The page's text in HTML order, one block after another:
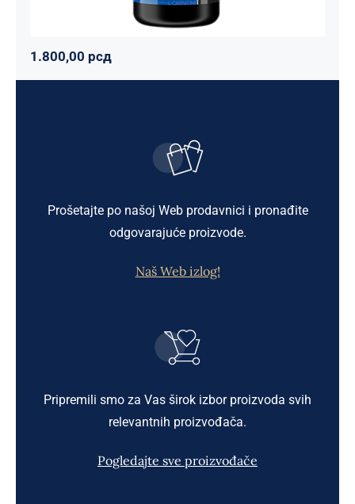
1.800,00 рсд
Prošetajte po našoj Web prodavnici i pronađite
odgovarajuće proizvode.
Naš Web izlog!
Pripremili smo za Vas širok izbor proizvoda svih
relevantnih proizvođača.
Pogledajte sve proizvođače